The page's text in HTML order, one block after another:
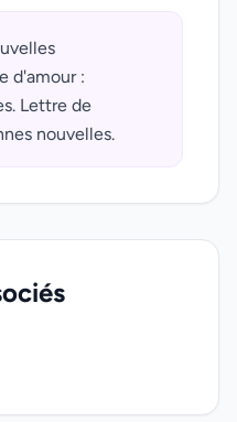
d'amour :
Lettre de
nouvelles.